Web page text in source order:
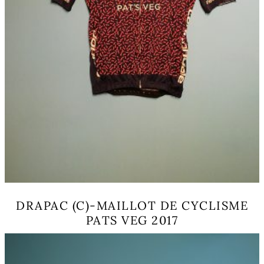
DRAPAC (C)-MAILLOT DE CYCLISME
PATS VEG 2017